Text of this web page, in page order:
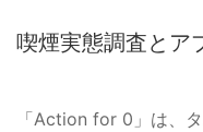
喫煙実態調査とア
「Action for 0」は、